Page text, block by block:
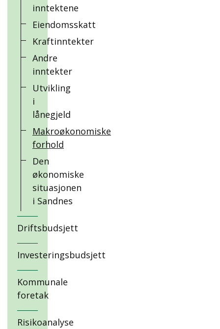
inntektene
Eiendomsskatt
Kraftinntekter
Andre
inntekter
Utvikling
i
lånegjeld
Makroøkonomiske
forhold
Den
økonomiske
situasjonen
i Sandnes
Driftsbudsjett
Investeringsbudsjett
Kommunale
foretak
Risikoanalyse